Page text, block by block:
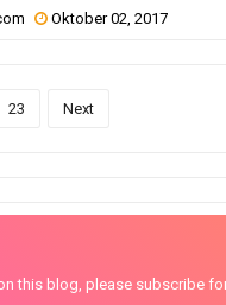
Oktober 02, 2017
23 Next
this blog, please subscribe